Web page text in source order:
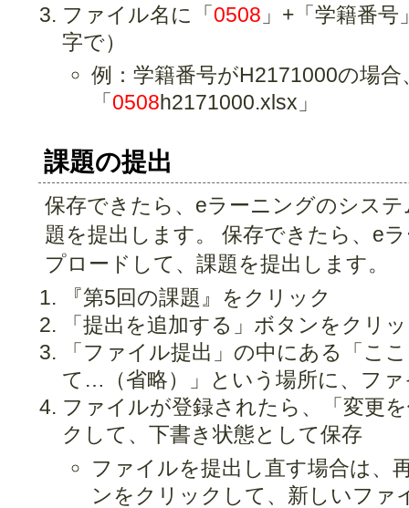
ファイル名に「0508 」+「学籍番
字で）
例：学籍番号がH2171000の場
「0508h2171000.xlsx」
課題の提出
保存できたら、eラーニングのシス
題を提出します。 保存できたら、e
プロードして、課題を提出します。
『第5回の課題』をクリック
「提出を追加する」ボタンをクリ
「ファイル提出」の中にある「こ
て…（省略）」という場所に、フ
ファイルが登録されたら、「変更
クして、下書き状態として保存
ファイルを提出し直す場合は、
ンをクリックして、新しいファ